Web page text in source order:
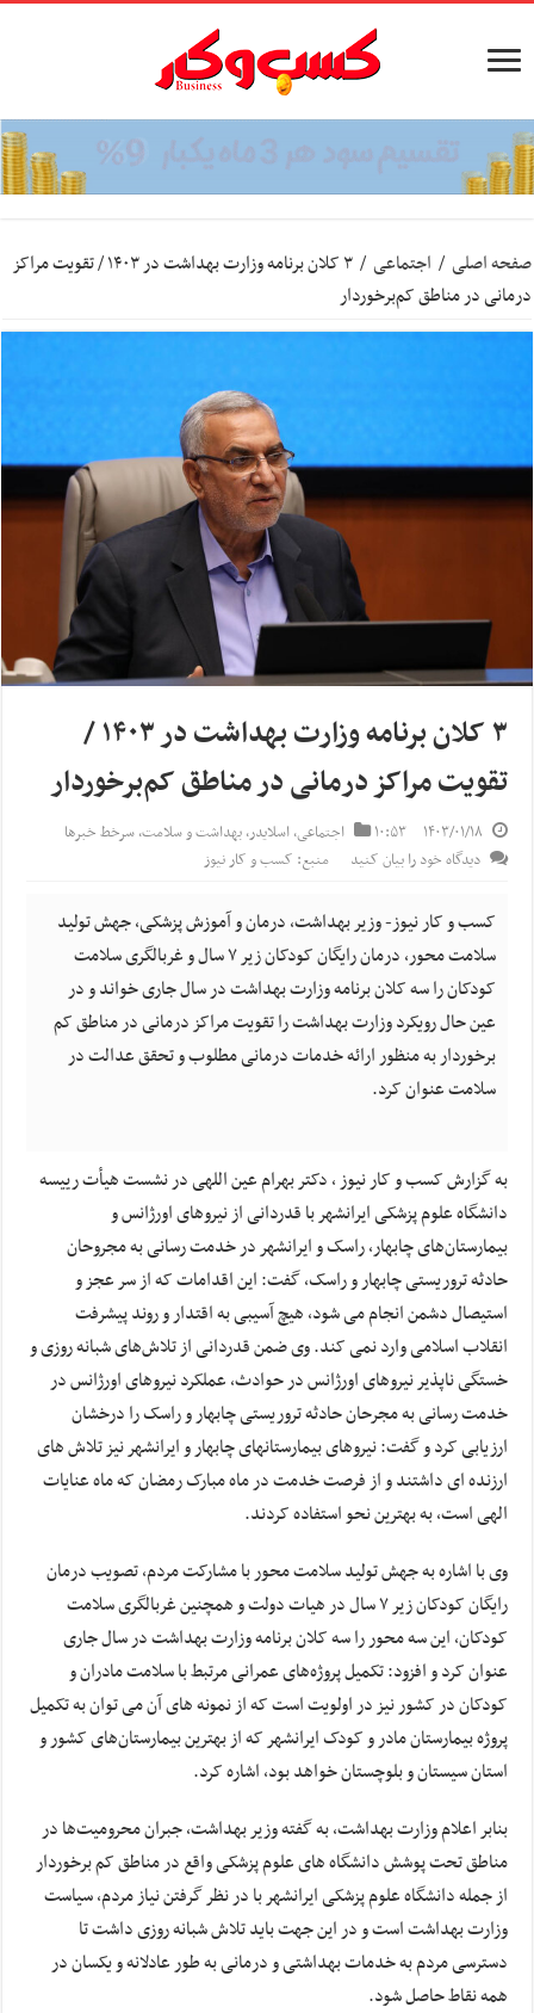
صفحه اصلی / اجتماعی /
۳ کلان برنامه وزارت بهداشت در ۱۴۰۳ / تقویت مراکز
درمانی در مناطق کم‌برخوردار
۳ کلان برنامه وزارت بهداشت در ۱۴۰۳ /
تقویت مراکز درمانی در مناطق کم‌برخوردار
۱۴۰۳/۰۱/۱۸ ۱۰:۵۳ اجتماعی,اسلایدر,بهداشت و سلامت,سرخط خبرها
دیدگاه خود را بیان کنید
منبع: کسب و کار نیوز
کسب و کار نیوز- وزیر بهداشت، درمان و آموزش پزشکی، جهش تولید
سلامت محور، درمان رایگان کودکان زیر ۷ سال و غربالگری سلامت
کودکان را سه کلان برنامه وزارت بهداشت در سال جاری خواند و در
عین حال رویکرد وزارت بهداشت را تقویت مراکز درمانی در مناطق کم
برخوردار به منظور ارائه خدمات درمانی مطلوب و تحقق عدالت در
سلامت عنوان کرد.
به گزارش کسب و کار نیوز ، دکتر بهرام عین اللهی در نشست هیأت رییسه
دانشگاه علوم پزشکی ایرانشهر با قدردانی از نیروهای اورژانس و
بیمارستان‌های چابهار، راسک و ایرانشهر در خدمت رسانی به مجروحان
حادثه تروریستی چابهار و راسک، گفت: این اقدامات که از سر عجز و
استیصال دشمن انجام می شود، هیچ آسیبی به اقتدار و روند پیشرفت
انقلاب اسلامی وارد نمی کند. وی ضمن قدردانی از تلاش‌های شبانه روزی و
خستگی ناپذیر نیروهای اورژانس در حوادث، عملکرد نیروهای اورژانس در
خدمت رسانی به مجرحان حادثه تروریستی چابهار و راسک را درخشان
ارزیابی کرد و گفت: نیروهای بیمارستانهای چابهار و ایرانشهر نیز تلاش های
ارزنده ای داشتند و از فرصت خدمت در ماه مبارک رمضان که ماه عنایات
الهی است، به بهترین نحو استفاده کردند.
وی با اشاره به جهش تولید سلامت محور با مشارکت مردم، تصویب درمان
رایگان کودکان زیر ۷ سال در هیات دولت و همچنین غربالگری سلامت
کودکان، این سه محور را سه کلان برنامه وزارت بهداشت در سال جاری
عنوان کرد و افزود: تکمیل پروژه‌های عمرانی مرتبط با سلامت مادران و
کودکان در کشور نیز در اولویت است که از نمونه های آن می توان به تکمیل
پروژه بیمارستان مادر و کودک ایرانشهر که از بهترین بیمارستان‌های کشور و
استان سیستان و بلوچستان خواهد بود، اشاره کرد.
بنابر اعلام وزارت بهداشت، به گفته وزیر بهداشت، جبران محرومیت‌ها در
مناطق تحت پوشش دانشگاه های علوم پزشکی واقع در مناطق کم برخوردار
از جمله دانشگاه علوم پزشکی ایرانشهر با در نظر گرفتن نیاز مردم، سیاست
وزارت بهداشت است و در این جهت باید تلاش شبانه روزی داشت تا
دسترسی مردم به خدمات بهداشتی و درمانی به طور عادلانه و یکسان در
همه نقاط حاصل شود.